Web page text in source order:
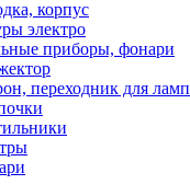
корпус
электро
приборы, фонари
переходник для ламп